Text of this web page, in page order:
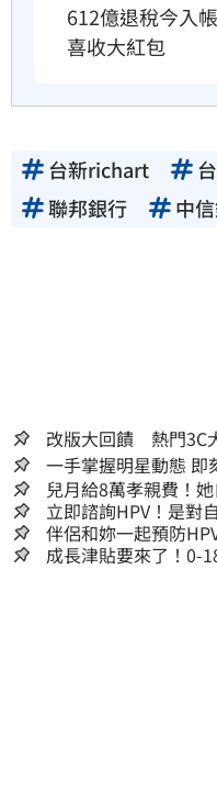
612億退稅今入
喜收大紅包
台新richart
聯邦銀行
中
改版大回饋 熱門3C
一手
兒月給8萬孝親費！
地「傷心不已」
立即諮詢HPV！是對
嫌晚！
伴侶和妳一起預防
成長津貼要來了！0-